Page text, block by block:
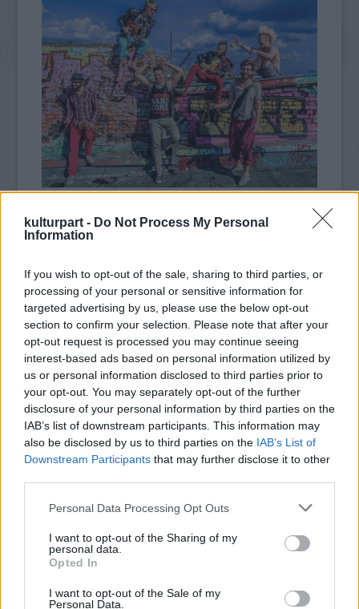
kulturpart - Do Not Process My Personal
Information
If you wish to opt-out of the sale, sharing to third parties, or
processing of your personal or sensitive information for
targeted advertising by us, please use the below opt-out
section to confirm your selection. Please note that after your
opt-out request is processed you may continue seeing
interest-based ads based on personal information utilized by
us or personal information disclosed to third parties prior to
your opt-out. You may separately opt-out of the further
disclosure of your personal information by third parties on the
IAB’s list of downstream participants. This information may
also be disclosed by us to third parties on the IAB’s List of
Downstream Participants that may further disclose it to other
Please note that this website/app uses one or more Google
not limited to your visit or usage behaviour. You may click to
grant or deny consent to Google and its third-party tags to
use your data for below specified purposes in below Google
consent section.
Personal Data Processing Opt Outs
I want to opt-out of the Sharing of my
personal data.
Opted In
I want to opt-out of the Sale of my
Personal Data.
„Természetesen minden szabadnap
kimegyünk az utcára zenélni és több helyen,
koncertünk lesz” – mondta Palágyi Máté, a
zenekar fronthegedűse.
A körút nizzai utcazenéléssel kezdődik, majd
fellépnek az Ibiza Roots Festival-on és
szintén Ibizán klubkoncertet is ad a zenekar.
Barcelonában is két klubkoncert vár majd a
csapatra, Madridban szintén utcazenélés
következik.
Az ezt követő állomás Segovia lesz, később
Cullera, az Iboga Festival. Augusztus első
Limansban pedig a Cirque Festivalon lépnek
fel, ezután pedig Nizzában zárul a turné.
A nagy koncertkörutata Bohemian Betyars